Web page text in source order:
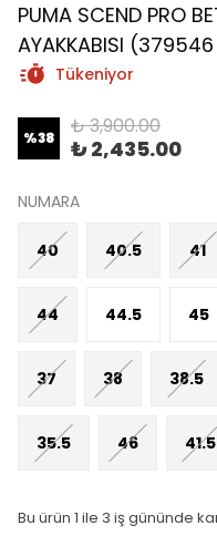
PUMA SCEND PRO
AYAKKABISI
Tükeniyor
%38 ₺ 3,900.00
₺ 2,435.00
NUMARA
40 40.5 41
44 44.5 45
37 38 38.5
35.5 46 41.5
Bu ürün 1 ile 3 iş gününde